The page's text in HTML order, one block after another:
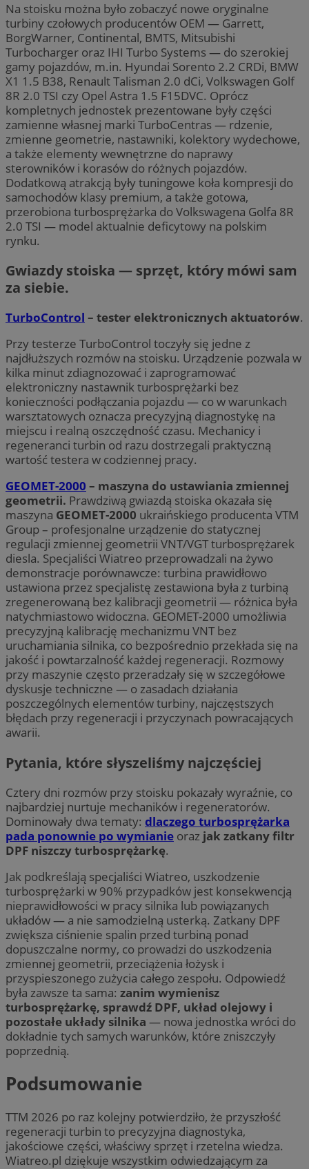
Na stoisku można było zobaczyć nowe oryginalne
turbiny czołowych producentów OEM — Garrett,
BorgWarner, Continental, BMTS, Mitsubishi
Turbocharger oraz IHI Turbo Systems — do szerokiej
gamy pojazdów, m.in. Hyundai Sorento 2.2 CRDi, BMW
X1 1.5 B38, Renault Talisman 2.0 dCi, Volkswagen Golf
8R 2.0 TSI czy Opel Astra 1.5 F15DVC. Oprócz
kompletnych jednostek prezentowane były części
zamienne własnej marki TurboCentras — rdzenie,
zmienne geometrie, nastawniki, kolektory wydechowe,
a także elementy wewnętrzne do naprawy
sterowników i korasów do różnych pojazdów.
Dodatkową atrakcją były tuningowe koła kompresji do
samochodów klasy premium, a także gotowa,
przerobiona turbosprężarka do Volkswagena Golfa 8R
2.0 TSI — model aktualnie deficytowy na polskim
rynku.
Gwiazdy stoiska — sprzęt, który mówi sam
za siebie.
TurboControl – tester elektronicznych aktuatorów.
Przy testerze TurboControl toczyły się jedne z
najdłuższych rozmów na stoisku. Urządzenie pozwala w
kilka minut zdiagnozować i zaprogramować
elektroniczny nastawnik turbosprężarki bez
konieczności podłączania pojazdu — co w warunkach
warsztatowych oznacza precyzyjną diagnostykę na
miejscu i realną oszczędność czasu. Mechanicy i
regeneranci turbin od razu dostrzegali praktyczną
wartość testera w codziennej pracy.
GEOMET-2000 – maszyna do ustawiania zmiennej
geometrii. Prawdziwą gwiazdą stoiska okazała się
maszyna GEOMET-2000 ukraińskiego producenta VTM
Group – profesjonalne urządzenie do statycznej
regulacji zmiennej geometrii VNT/VGT turbosprężarek
diesla. Specjaliści Wiatreo przeprowadzali na żywo
demonstracje porównawcze: turbina prawidłowo
ustawiona przez specjalistę zestawiona była z turbiną
zregenerowaną bez kalibracji geometrii — różnica była
natychmiastowo widoczna. GEOMET-2000 umożliwia
precyzyjną kalibrację mechanizmu VNT bez
uruchamiania silnika, co bezpośrednio przekłada się na
jakość i powtarzalność każdej regeneracji. Rozmowy
przy maszynie często przeradzały się w szczegółowe
dyskusje techniczne — o zasadach działania
poszczególnych elementów turbiny, najczęstszych
błędach przy regeneracji i przyczynach powracających
awarii.
Pytania, które słyszeliśmy najczęściej
Cztery dni rozmów przy stoisku pokazały wyraźnie, co
najbardziej nurtuje mechaników i regeneratorów.
Dominowały dwa tematy: dlaczego turbosprężarka
pada ponownie po wymianie oraz jak zatkany filtr
DPF niszczy turbosprężarkę.
Jak podkreślają specjaliści Wiatreo, uszkodzenie
turbosprężarki w 90% przypadków jest konsekwencją
nieprawidłowości w pracy silnika lub powiązanych
układów — a nie samodzielną usterką. Zatkany DPF
zwiększa ciśnienie spalin przed turbiną ponad
dopuszczalne normy, co prowadzi do uszkodzenia
zmiennej geometrii, przeciążenia łożysk i
przyspieszonego zużycia całego zespołu. Odpowiedź
była zawsze ta sama: zanim wymienisz
turbosprężarkę, sprawdź DPF, układ olejowy i
pozostałe układy silnika — nowa jednostka wróci do
dokładnie tych samych warunków, które zniszczyły
poprzednią.
Podsumowanie
TTM 2026 po raz kolejny potwierdziło, że przyszłość
regeneracji turbin to precyzyjna diagnostyka,
jakościowe części, właściwy sprzęt i rzetelna wiedza.
Wiatreo.pl dziękuje wszystkim odwiedzającym za